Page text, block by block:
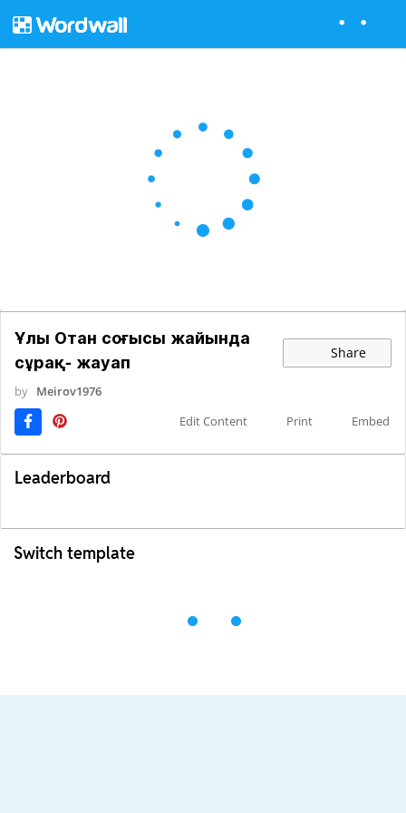
Ұлы Отан соғысы жайында
сұрақ- жауап
Share
by Meirov1976
Edit Content
Print Embed
Leaderboard
Switch template